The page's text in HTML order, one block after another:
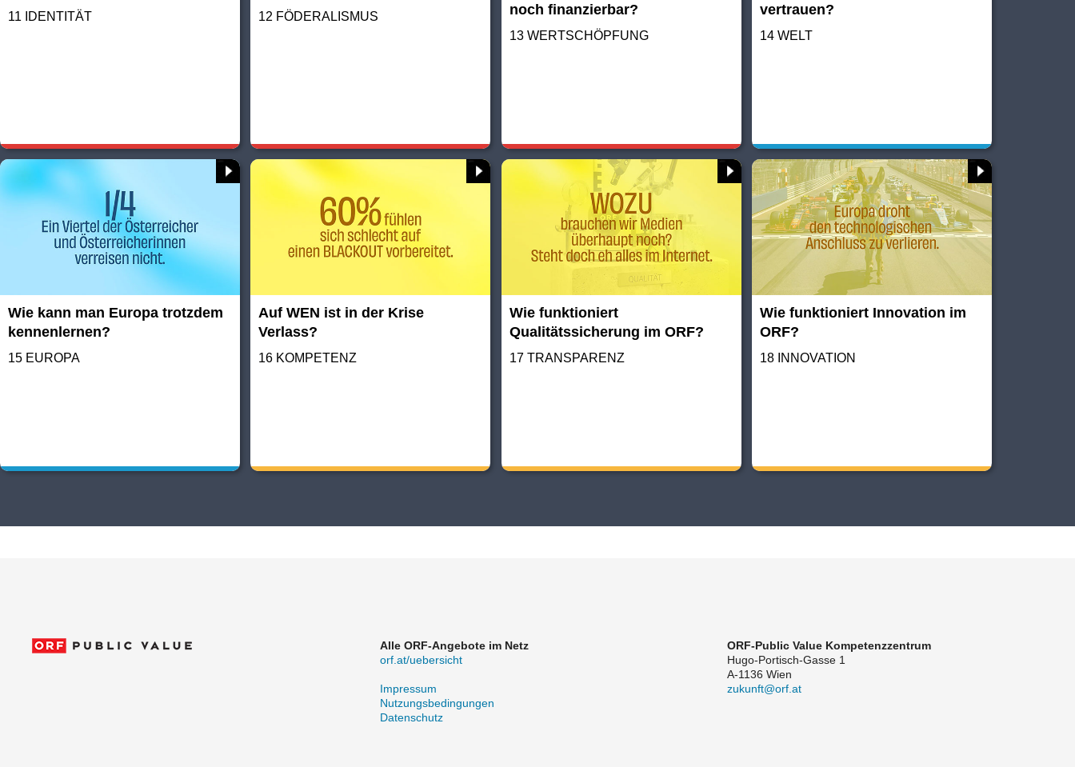
11 IDENTITÄT 12 FÖDERALISMUS
noch finanzierbar?
13 WERTSCHÖPFUNG
vertrauen?
14 WELT
Wie kann man Europa trotzdem
kennenlernen?
15 EUROPA
Auf WEN ist in der Krise
Verlass?
16 KOMPETENZ
Wie funktioniert
Qualitätssicherung im ORF?
17 TRANSPARENZ
Wie funktioniert Innovation im
ORF?
18 INNOVATION
Alle ORF-Angebote im Netz
orf.at/uebersicht
Impressum
Nutzungsbedingungen
Datenschutz
ORF-Public Value Kompetenzzentrum
Hugo-Portisch-Gasse 1
A-1136 Wien
zukunft@orf.at